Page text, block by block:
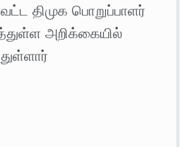
திமுக பொறுப்பாளர்
அறிக்கையில்